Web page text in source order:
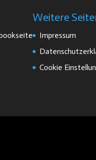
Weitere
Impressum
Cookie